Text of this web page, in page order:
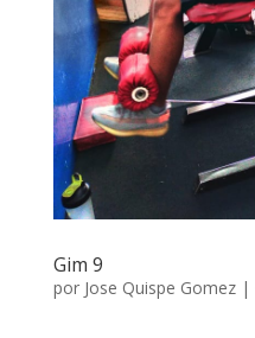
Gim 9
por Jose Quispe Gomez|